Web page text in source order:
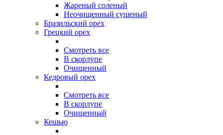
Жареный соленый
Неочищенный сушеный
Бразильский орех
Грецкий орех
Смотреть все
В скорлупе
Очищенный
Кедровый орех
Смотреть все
В скорлупе
Очищенный
Кешью